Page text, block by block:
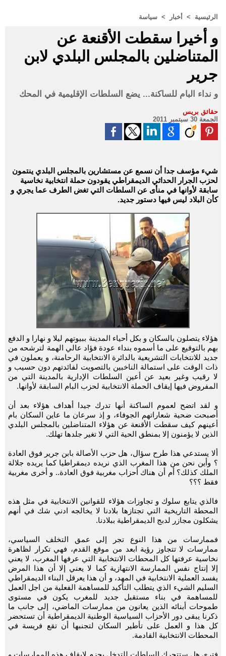
الرئيسية > أخبار > سياسة
و أخيرا سقطت الأقنعة عن
المتناضلين بالمجلس البلدي لابن
جرير
و نداء البام للساكنة... يضع السلطات الإقليمية في المحك
حقائق بريس
الجمعة 30 سبتمبر 2011
شيء مؤسف جدا أن نسمع عن مستشارين بالمجلس البلدي ينتمون
لحزب الجرار الحداثي الديمقراطي يقودون حملة انتخابية نخاسية
سابقة لأوانها في منأى عن السلطات التي تغض الطرف عما يجري و
كأن البلاد ليس فيها دستور جديد.
هؤلاء يتصلون بالسكان و بكل أحياء المدينة ببيوتهم ليلا و نهارا و الدفع
بهم بالتوقيع على ما أسموه بنداء عودة فؤاد عالي الهمة لترشحه من
جديد للانتخابات التشريعية بالدائرة الانتخابية الرحامنة، و يعملون في
ذات الوقت على استمالة الناخبين بالتصويت لفائدتهم دون حسيب و
لا رقيب وغير بعيد عن أعين السلطات الإدارية بالمدينة التي من
المفروض فيها إيقاف الحملة الانتخابية لحزب البام السابقة لأوانها.
و لقد اتضح لعموم الساكنة أنها تدرك جيدا أهداف هؤلاء بعد أن
أصبحت ضحية شعاراتهم الجوفاء، و إذ سرعان ما عاين السكان بام
أعينهم كيف سقطت الأقنعة عن هؤلاء المتناضلين بالمجلس البلدي
الذين لا يؤمنون إلا بمنطق الحية التي لا تغير جلدها تهلك.
ألا يستدعي هذا طرح سؤال، هل حزب الأصالة بابن جرير فوق العادة
؟ وأين نحن من هذا المغرب الذي نريده ديمقراطيا كما يريده جلالة
الملك كذلك؟ أم أن هناك أحزاب مغربية فوق العادة.. و أخرى مغربية
فقط ؟؟؟
فالذي يتابع سلوك و تجاوزات هؤلاء للقوانين الانتخابية في مثل هذه
المحطة التاريخية التي تجتازها بلادنا لا يخالجه ادني شك في أنهم
يشكلون مجازر لدبج الديمقراطية ببلادنا.
فممارسات من هذا النوع تجر إلى عمق التخلف السياسي،
ممارسات لا تتجاوز رؤية ابعد من موقع القدم، فهي تكرار لظاهرة
نخاسية عرفتها كل المحطات الانتخابية التي عرفها المغرب، لا يعني
إلا إنتاج نفس الممارسة الانتهازية كما لا يعني إلا أن هذا المرض
يفسد العملية الانتخابية في المهد، و أن هذا يعرقل البناء الديمقراطي
السليم الشيء الذي يتطلب التأكيد للمساهمة الفعلية من اجل العمل
للمساهمة في بناء مستقبل جديد للمغرب يكون في مستوى
طموحات أبنائه الذين يعانون من ممارسات الماضي، إلى جانب ما
ذكرنا يبقى دور الأحزاب السياسية الوطنية الديمقراطية أن تستحضر
كل هذا و العمل على تأطير السكان لتجنبها أن تقع فريسة في
المحطات الانتخابية القادمة.
فترى هل ستتحرك السلطات للتدخل بحزم لإيقاف هذه الممارسات و